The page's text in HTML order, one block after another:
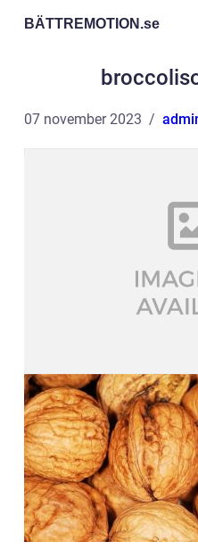
BÄTTREMOTION.se
07 november 2023